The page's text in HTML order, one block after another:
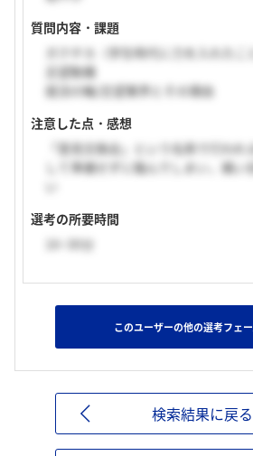
質問内容・課題
ガクチカ（学生時代に力を入れたこ
志望動機
就活の軸/志望業界とその理由
注意した点・感想
「意見交換会」という名称で行われ
して準備せずに臨んでしまい，痛い
選考の所要時間
16~30分
このユーザーの他の選考フェ
検索結果に戻る